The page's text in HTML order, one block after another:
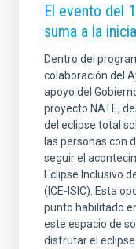
El evento del
suma a la
Dentro del
colaboración del
apoyo del
proyecto NATE,
del eclipse total
las personas con
seguir el
Eclipse Inclusivo
(ICE-ISIC). Esta
punto habilitado
este espacio de
disfrutar el